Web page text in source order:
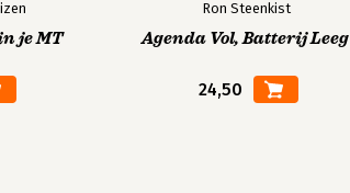
je MT
Ron Steenkist
Agenda Vol, Batterij Leeg
24,50